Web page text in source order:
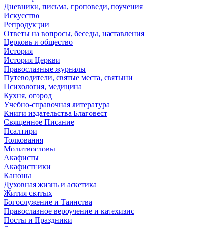
Дневники, письма, проповеди, поучения
Искусство
Репродукции
Ответы на вопросы, беседы, наставления
Церковь и общество
История
История Церкви
Православные журналы
Путеводители, святые места, святыни
Психология, медицина
Кухня, огород
Учебно-справочная литература
Книги издательства Благовест
Священное Писание
Псалтири
Толкования
Молитвословы
Акафисты
Акафистники
Каноны
Духовная жизнь и аскетика
Жития святых
Богослужение и Таинства
Православное вероучение и катехизис
Посты и Праздники